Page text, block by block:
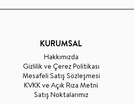
KURUMSAL
Hakkımızda
Gizlilik ve Çerez Politikası
Mesafeli Satış Sözleşmesi
KVKK ve Açık Rıza Metni
Satış Noktalarımız